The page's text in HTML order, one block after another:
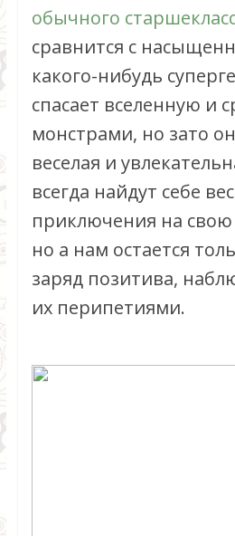
обычного
сравнится с
какого-нибудь
спасает вселенную и
монстрами, но зато
веселая и
всегда найдут себе
приключения на свою
но а нам остается
заряд позитива,
их перипетиями.